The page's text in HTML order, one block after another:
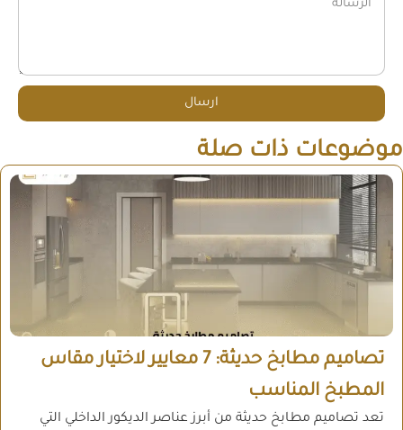
ارسال
موضوعات ذات صلة
تصاميم مطابخ حديثة: 7 معايير لاختيار مقاس
المطبخ المناسب
تعد تصاميم مطابخ حديثة من أبرز عناصر الديكور الداخلي التي